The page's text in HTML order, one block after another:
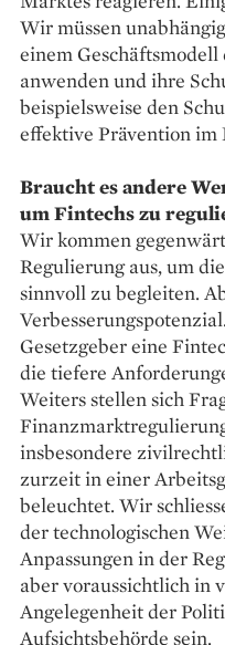
Wir müssen
einem Geschäftsmodell
anwenden und ihre
beispielsweise den
effektive Prävention im
Braucht es andere
um Fintechs zu
Wir kommen
Regulierung aus, um
sinnvoll zu begleiten.
Gesetzgeber eine
die tiefere
Weiters stellen sich
insbesondere
zurzeit in einer
beleuchtet. Wir
der technologischen
Anpassungen in der
aber voraussichtlich in
Angelegenheit der
Aufsichtsbehörde sein.